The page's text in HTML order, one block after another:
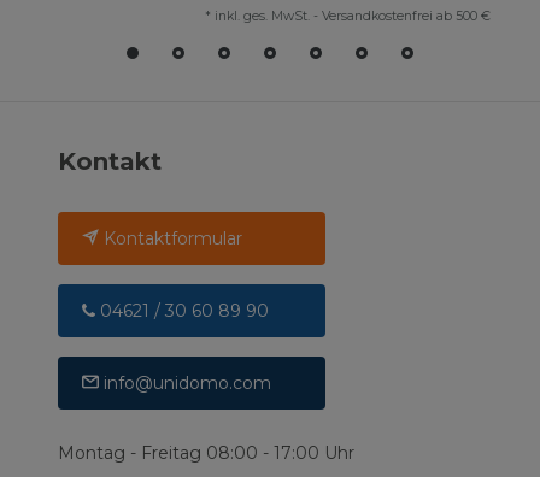
* inkl. ges. MwSt. - Versandkostenfrei ab 500 €
Kontakt
Kontaktformular
04621 / 30 60 89 90
info@unidomo.com
Montag - Freitag 08:00 - 17:00 Uhr